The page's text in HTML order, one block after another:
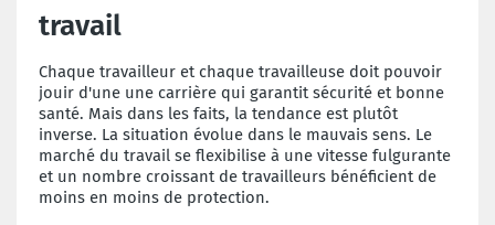
travail
Chaque travailleur et chaque travailleuse doit pouvoir
jouir d'une une carrière qui garantit sécurité et bonne
santé. Mais dans les faits, la tendance est plutôt
inverse. La situation évolue dans le mauvais sens. Le
marché du travail se flexibilise à une vitesse fulgurante
et un nombre croissant de travailleurs bénéficient de
moins en moins de protection.